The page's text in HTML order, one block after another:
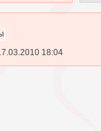
18:04